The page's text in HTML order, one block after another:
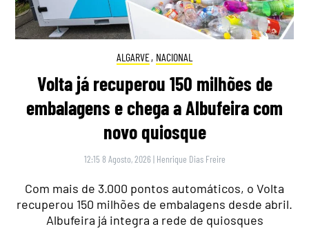
ALGARVE, NACIONAL
Volta já recuperou 150 milhões de
embalagens e chega a Albufeira com
novo quiosque
12:15 8 Agosto, 2026 | Henrique Dias Freire
Com mais de 3.000 pontos automáticos, o Volta
recuperou 150 milhões de embalagens desde abril.
Albufeira já integra a rede de quiosques